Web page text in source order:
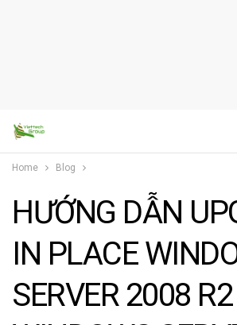
Home Blog
HƯỚNG DẪN
IN PLACE
SERVER 2008